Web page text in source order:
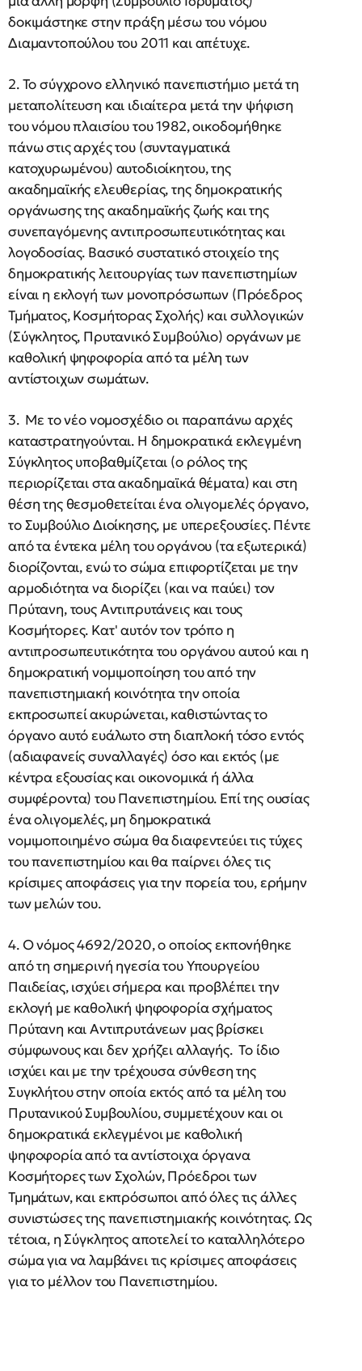
δοκιμάστηκε στην πράξη μέσω του νόμου
Διαμαντοπούλου του 2011 και απέτυχε.
2. Το σύγχρονο ελληνικό πανεπιστήμιο μετά τη
μεταπολίτευση και ιδιαίτερα μετά την ψήφιση
του νόμου πλαισίου του 1982, οικοδομήθηκε
πάνω στις αρχές του (συνταγματικά
κατοχυρωμένου) αυτοδιοίκητου, της
ακαδημαϊκής ελευθερίας, της δημοκρατικής
οργάνωσης της ακαδημαϊκής ζωής και της
συνεπαγόμενης αντιπροσωπευτικότητας και
λογοδοσίας. Βασικό συστατικό στοιχείο της
δημοκρατικής λειτουργίας των πανεπιστημίων
είναι η εκλογή των μονοπρόσωπων (Πρόεδρος
Τμήματος, Κοσμήτορας Σχολής) και συλλογικών
(Σύγκλητος, Πρυτανικό Συμβούλιο) οργάνων με
καθολική ψηφοφορία από τα μέλη των
αντίστοιχων σωμάτων.
3. Με το νέο νομοσχέδιο οι παραπάνω αρχές
καταστρατηγούνται. Η δημοκρατικά εκλεγμένη
Σύγκλητος υποβαθμίζεται (ο ρόλος της
περιορίζεται στα ακαδημαϊκά θέματα) και στη
θέση της θεσμοθετείται ένα ολιγομελές όργανο,
το Συμβούλιο Διοίκησης, με υπερεξουσίες. Πέντε
από τα έντεκα μέλη του οργάνου (τα εξωτερικά)
διορίζονται, ενώ το σώμα επιφορτίζεται με την
αρμοδιότητα να διορίζει (και να παύει) τον
Πρύτανη, τους Αντιπρυτάνεις και τους
Κοσμήτορες. Κατ' αυτόν τον τρόπο η
αντιπροσωπευτικότητα του οργάνου αυτού και η
δημοκρατική νομιμοποίηση του από την
πανεπιστημιακή κοινότητα την οποία
εκπροσωπεί ακυρώνεται, καθιστώντας το
όργανο αυτό ευάλωτο στη διαπλοκή τόσο εντός
(αδιαφανείς συναλλαγές) όσο και εκτός (με
κέντρα εξουσίας και οικονομικά ή άλλα
συμφέροντα) του Πανεπιστημίου. Επί της ουσίας
ένα ολιγομελές, μη δημοκρατικά
νομιμοποιημένο σώμα θα διαφεντεύει τις τύχες
του πανεπιστημίου και θα παίρνει όλες τις
κρίσιμες αποφάσεις για την πορεία του, ερήμην
των μελών του.
4. Ο νόμος 4692/2020, ο οποίος εκπονήθηκε
από τη σημερινή ηγεσία του Υπουργείου
Παιδείας, ισχύει σήμερα και προβλέπει την
εκλογή με καθολική ψηφοφορία σχήματος
Πρύτανη και Αντιπρυτάνεων μας βρίσκει
σύμφωνους και δεν χρήζει αλλαγής. Το ίδιο
ισχύει και με την τρέχουσα σύνθεση της
Συγκλήτου στην οποία εκτός από τα μέλη του
Πρυτανικού Συμβουλίου, συμμετέχουν και οι
δημοκρατικά εκλεγμένοι με καθολική
ψηφοφορία από τα αντίστοιχα όργανα
Κοσμήτορες των Σχολών, Πρόεδροι των
Τμημάτων, και εκπρόσωποι από όλες τις άλλες
συνιστώσες της πανεπιστημιακής κοινότητας. Ως
τέτοια, η Σύγκλητος αποτελεί το καταλληλότερο
σώμα για να λαμβάνει τις κρίσιμες αποφάσεις
για το μέλλον του Πανεπιστημίου.